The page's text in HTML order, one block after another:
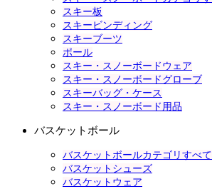
スキー板
スキービンディング
スキーブーツ
ポール
スキー・スノーボードウェア
スキー・スノーボードグローブ
スキーバッグ・ケース
スキー・スノーボード用品
バスケットボール
バスケットボールカテゴリすべて
バスケットシューズ
バスケットウェア